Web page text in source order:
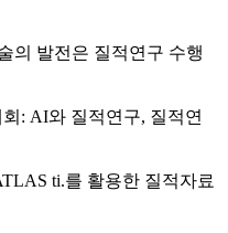
의 발전은 질적연구 수행
: AI와 질적연구, 질적연
ti.를 활용한 질적자료